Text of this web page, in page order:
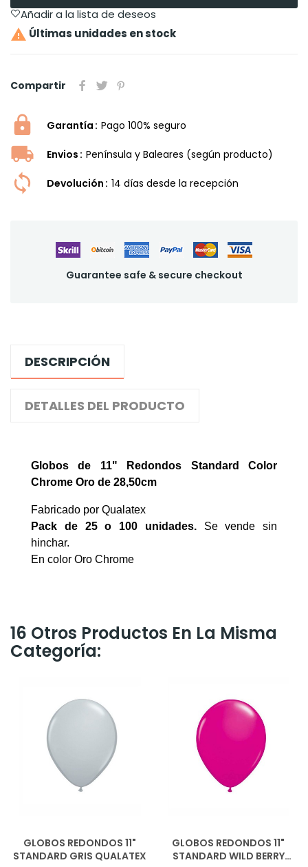
Añadir a la lista de deseos
 Últimas unidades en stock
Compartir
Garantía Pago 100% seguro
Envios Península y Baleares (según producto)
Devolución 14 dí­as desde la recepción
Guarantee safe & secure checkout
DESCRIPCIÓN
DETALLES DEL PRODUCTO
Globos de 11" Redondos Standard Color
Chrome Oro de 28,50cm
Fabricado por Qualatex
Pack de 25 o 100 unidades.Se vende sin
hinchar.
En color Oro Chrome
16 Otros Productos En La Misma
Categoría:
GLOBOS REDONDOS 11"
STANDARD GRIS QUALATEX
GLOBOS REDONDOS 11"
STANDARD WILD BERRY